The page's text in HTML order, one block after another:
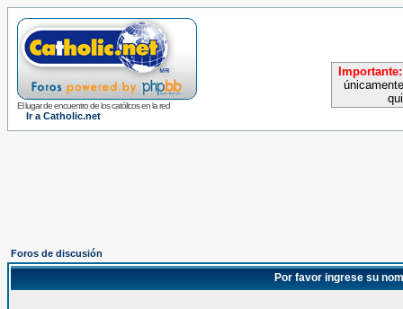
El lugar de encuentro de los católicos en la red
Ir a Catholic.net
Importante:
Foros de discusión
Por favor ingrese su